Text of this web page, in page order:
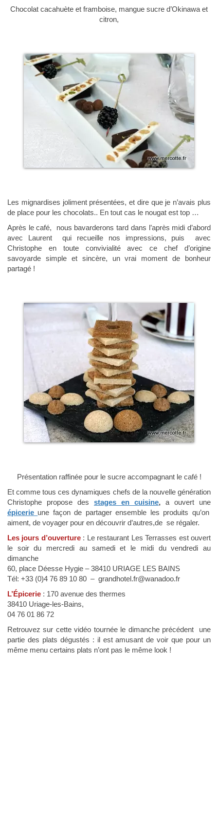
Chocolat cacahuète et framboise, mangue sucre d’Okinawa et
citron,
Les mignardises joliment présentées, et dire que je n’avais plus
de place pour les chocolats.. En tout cas le nougat est top …
Après le café, nous bavarderons tard dans l’après midi d’abord
avec Laurent qui recueille nos impressions, puis avec
Christophe en toute convivialité avec ce chef d’origine
savoyarde simple et sincère, un vrai moment de bonheur
partagé !
Présentation raffinée pour le sucre accompagnant le café !
Et comme tous ces dynamiques chefs de la nouvelle génération
Christophe propose des stages en cuisine, a ouvert une
épicerie une façon de partager ensemble les produits qu’on
aiment, de voyager pour en découvrir d’autres,de se régaler.
Les jours d’ouverture : Le restaurant Les Terrasses est ouvert
le soir du mercredi au samedi et le midi du vendredi au
dimanche
60, place Déesse Hygie – 38410 URIAGE LES BAINS
Tél: +33 (0)4 76 89 10 80 – grandhotel.fr@wanadoo.fr
L’Épicerie : 170 avenue des thermes
38410 Uriage-les-Bains,
04 76 01 86 72
Retrouvez sur cette vidéo tournée le dimanche précédent une
partie des plats dégustés : il est amusant de voir que pour un
même menu certains plats n’ont pas le même look !